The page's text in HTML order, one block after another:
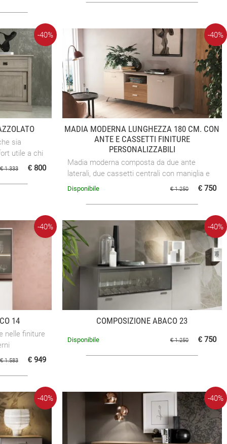
sia
utile a chi
-40%
€ 1.333 € 800
MADIA MODERNA LUNGHEZZA 180 CM. CON
ANTE E CASSETTI FINITURE
PERSONALIZZABILI
Madia moderna composta da due ante
laterali, due cassetti centrali con maniglia e
vano aperto centrale
-40%
€ 1.250 € 750
Disponibile
14
nelle finiture
-40%
€ 1.583 € 949
COMPOSIZIONE ABACO 23
-40%
€ 1.250 € 750
Disponibile
-40% -40%